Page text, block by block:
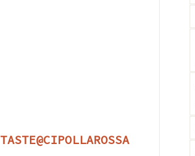
TASTE@CIPOLLAROSSA